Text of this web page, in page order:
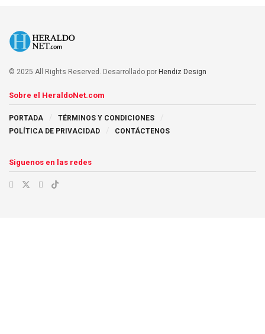
© 2025 All Rights Reserved. Desarrollado por Hendiz Design
Sobre el HeraldoNet.com
PORTADA
TÉRMINOS Y CONDICIONES
POLÍTICA DE PRIVACIDAD
CONTÁCTENOS
Siguenos en las redes